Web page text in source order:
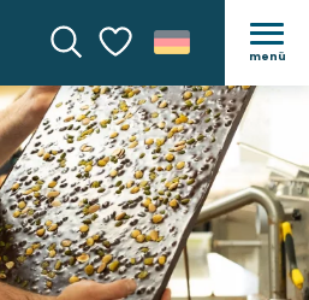
SucheVoir les favoris
menü